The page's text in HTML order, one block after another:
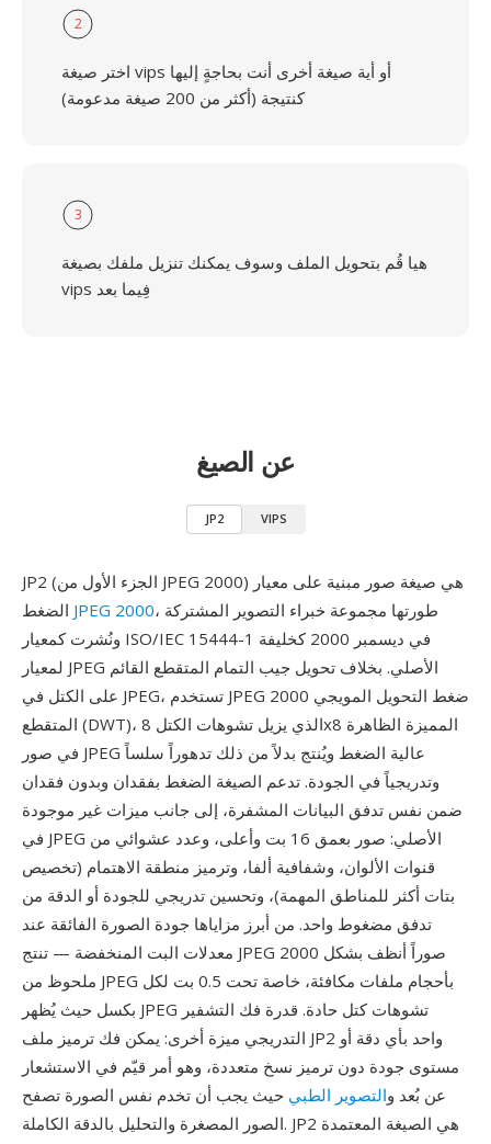
2
اختر صيغة vips أو أية صيغة أخرى أنت بحاجةٍ إليها
كنتيجة (أكثر من 200 صيغة مدعومة)
3
هيا قُم بتحويل الملف وسوف يمكنك تنزيل ملفك بصيغة
vips فِيما بعد
عن الصيغ
JP2 VIPS
JP2 (الجزء الأول من JPEG 2000) هي صيغة صور مبنية على معيار
JPEG 2000، طورتها مجموعة خبراء التصوير المشتركة
ونُشرت كمعيار ISO/IEC 15444-1 في ديسمبر 2000 كخليفة
لمعيار JPEG الأصلي. بخلاف تحويل جيب التمام المتقطع القائم
على الكتل في JPEG، تستخدم JPEG 2000 ضغط التحويل المويجي
المتقطع (DWT)، الذي يزيل تشوهات الكتل 8x8 المميزة الظاهرة
في صور JPEG عالية الضغط ويُنتج بدلاً من ذلك تدهوراً سلساً
وتدريجياً في الجودة. تدعم الصيغة الضغط بفقدان وبدون فقدان
ضمن نفس تدفق البيانات المشفرة، إلى جانب ميزات غير موجودة
في JPEG الأصلي: صور بعمق 16 بت وأعلى، وعدد عشوائي من
قنوات الألوان، وشفافية ألفا، وترميز منطقة الاهتمام (تخصيص
بتات أكثر للمناطق المهمة)، وتحسين تدريجي للجودة أو الدقة من
تدفق مضغوط واحد. من أبرز مزاياها جودة الصورة الفائقة عند
معدلات البت المنخفضة — تنتج JPEG 2000 صوراً أنظف بشكل
ملحوظ من JPEG بأحجام ملفات مكافئة، خاصة تحت 0.5 بت لكل
بكسل حيث يُظهر JPEG تشوهات كتل حادة. قدرة فك التشفير
التدريجي ميزة أخرى: يمكن فك ترميز ملف JP2 واحد بأي دقة أو
مستوى جودة دون ترميز نسخ متعددة، وهو أمر قيّم في الاستشعار
عن بُعد والتصوير الطبي حيث يجب أن تخدم نفس الصورة تصفح
الصور المصغرة والتحليل بالدقة الكاملة. JP2 هي الصيغة المعتمدة